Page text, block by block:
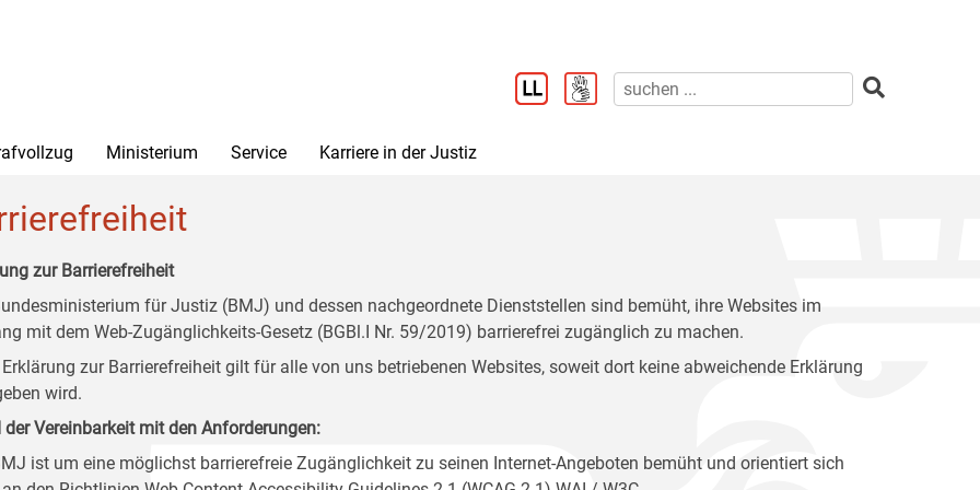
Ministerium Service Karriere in der Justiz
zur Barrierefreiheit
für Justiz (BMJ) und dessen nachgeordnete Dienststellen sind bemüht, ihre Websites im
mit dem Web-Zugänglichkeits-Gesetz (BGBl.I Nr. 59/2019) barrierefrei zugänglich zu machen.
Erklärung zur Barrierefreiheit gilt für alle von uns betriebenen Websites, soweit dort keine abweichende Erklärung
wird.
der Vereinbarkeit mit den Anforderungen:
ist um eine möglichst barrierefreie Zugänglichkeit zu seinen Internet-Angeboten bemüht und orientiert sich